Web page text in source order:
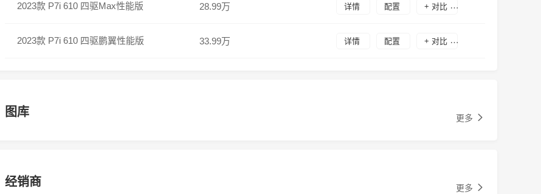
2023款 P7i 610 四驱Max性能版 28.99万 详情 配置 + 对比
2023款 P7i 610 四驱鹏翼性能版 33.99万 详情 配置 + 对比
图库 更多
经销商 更多